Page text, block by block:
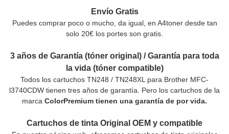
Envío Gratis
Puedes comprar poco o mucho, da igual, en A4toner desde tan
solo 20€ los portes son gratis.
3 años de Garantía (tóner original) / Garantía para toda
la vida (tóner compatible)
Todos los cartuchos TN248 / TN248XL para Brother MFC-
l3740CDW tienen tres años de garantía. Pero los cartuchos de la
marca ColorPremium tienen una garantía de por vida.
Cartuchos de tinta Original OEM y compatible